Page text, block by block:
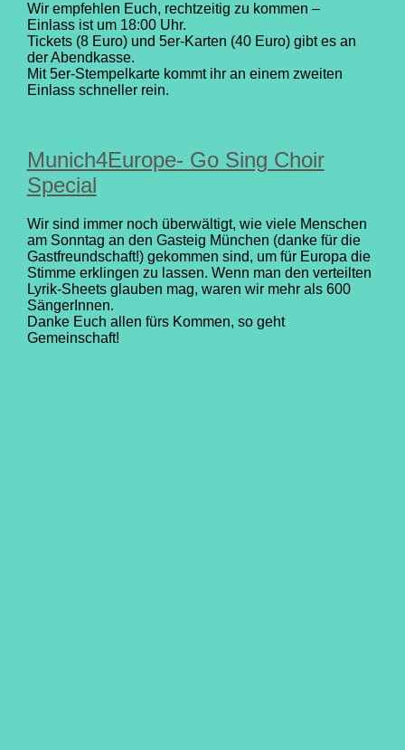
Wir empfehlen Euch, rechtzeitig zu kommen –
Einlass ist um 18:00 Uhr.
Tickets (8 Euro) und 5er-Karten (40 Euro) gibt es an
der Abendkasse.
Mit 5er-Stempelkarte kommt ihr an einem zweiten
Einlass schneller rein.
Munich4Europe- Go Sing Choir
Special
Wir sind immer noch überwältigt, wie viele Menschen
am Sonntag an den Gasteig München (danke für die
Gastfreundschaft!) gekommen sind, um für Europa die
Stimme erklingen zu lassen. Wenn man den verteilten
Lyrik-Sheets glauben mag, waren wir mehr als 600
SängerInnen.
Danke Euch allen fürs Kommen, so geht
Gemeinschaft!